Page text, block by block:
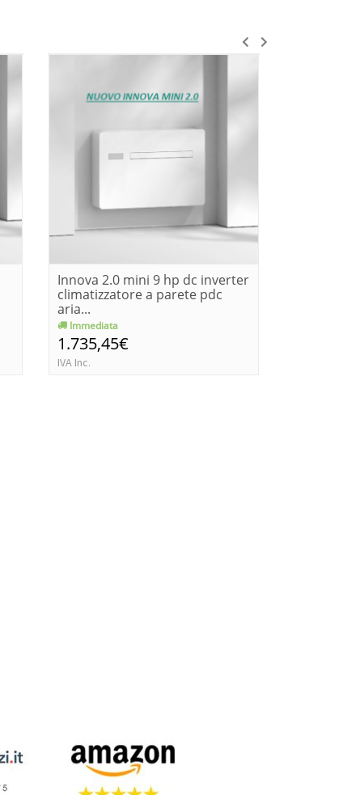
Innova 2.0 mini 9 hp dc inverter
climatizzatore a parete pdc
aria...
Immediata
1.735,45€
IVA Inc.